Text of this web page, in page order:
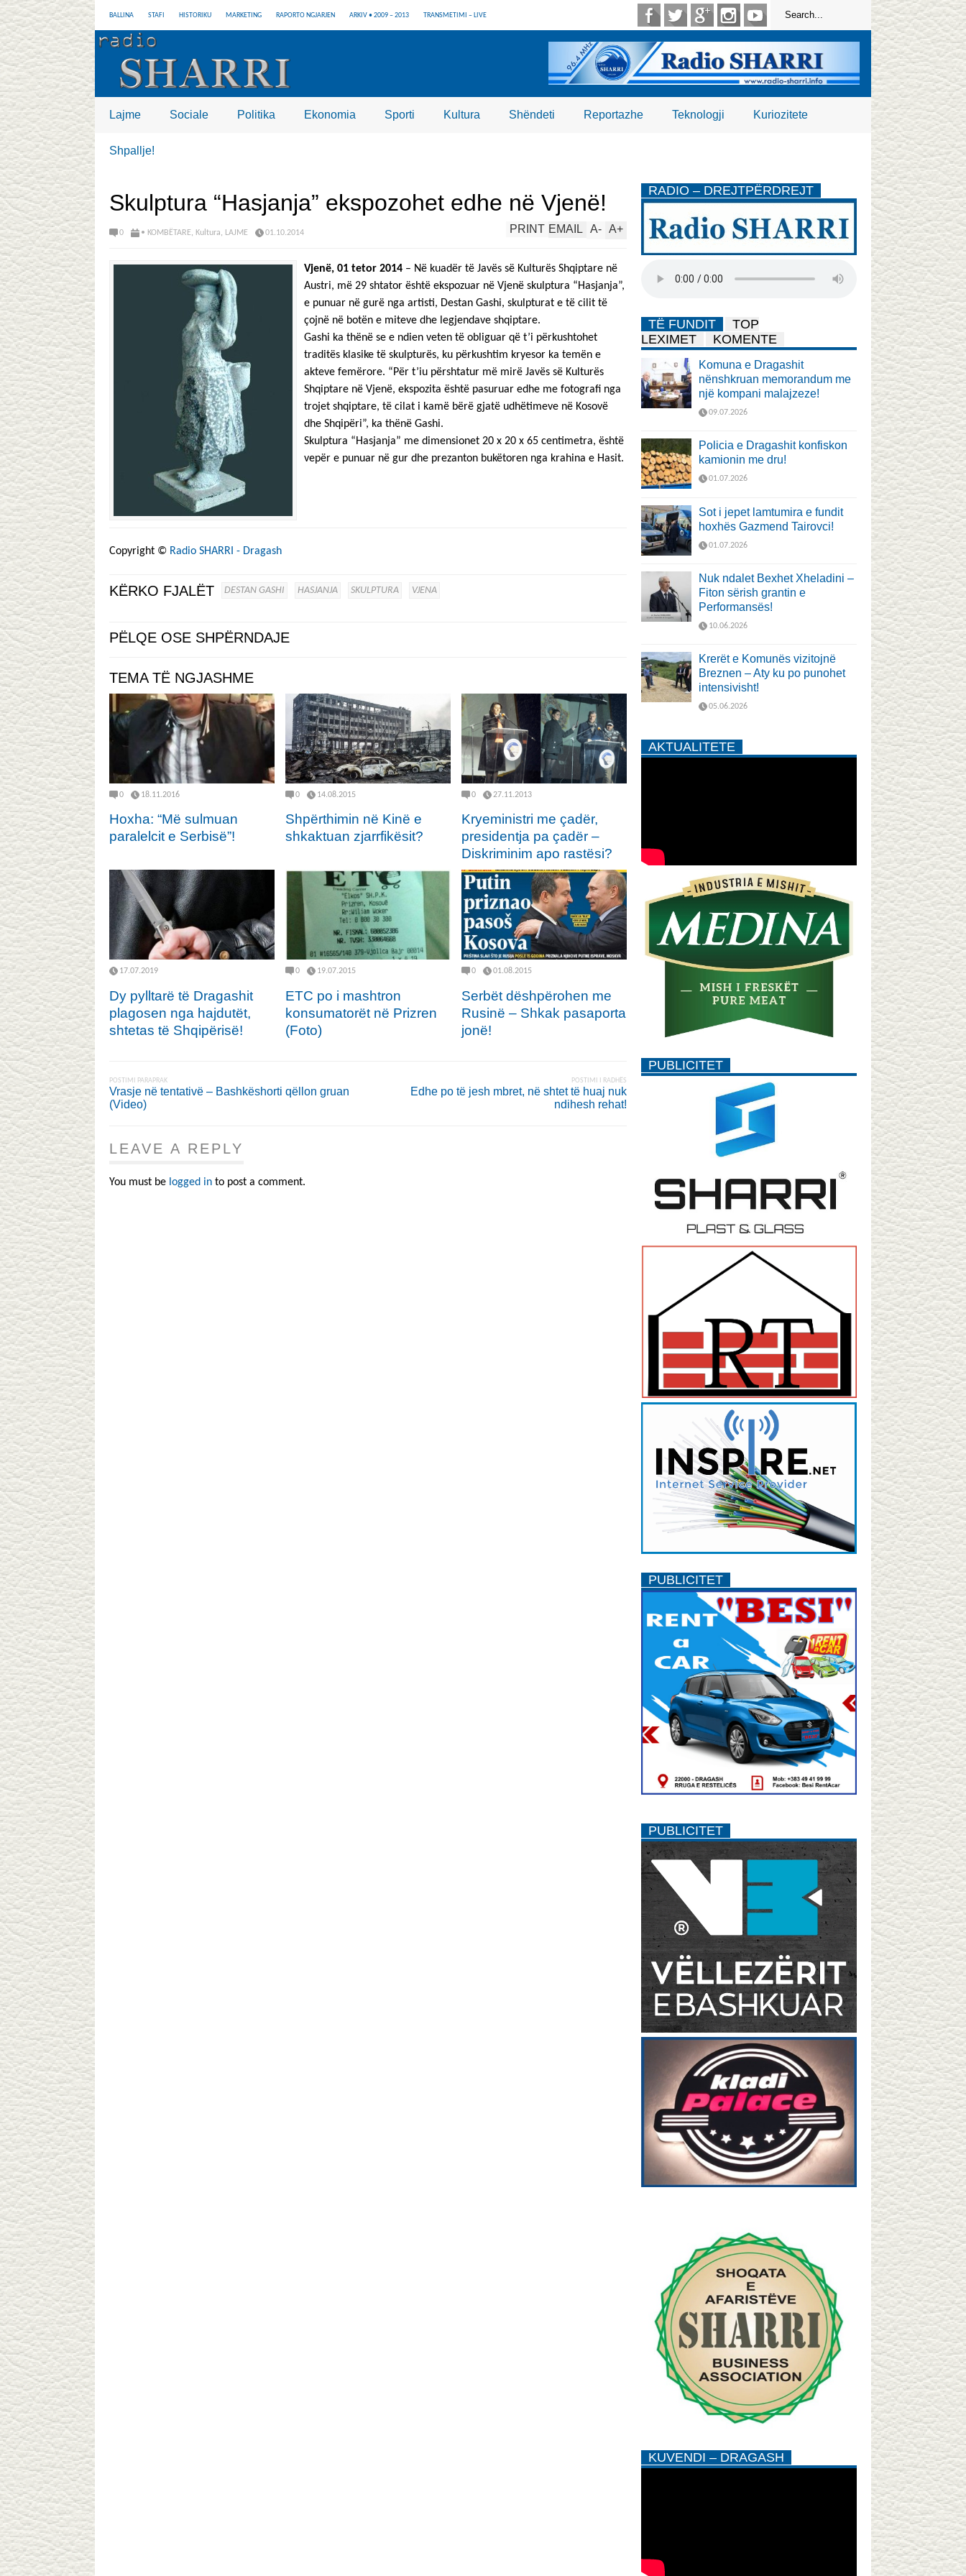
BALLINA STAFI HISTORIKU MARKETING RAPORTO NGJARJEN ARKIV • 2009 – 2013 TRANSMETIMI – LIVE
Lajme Sociale Politika Ekonomia Sporti Kultura Shëndeti Reportazhe Teknologji Kuriozitete
Shpallje!
Skulptura “Hasjanja” ekspozohet edhe në Vjenë!
0 • KOMBËTARE, Kultura, LAJME 01.10.2014 A+
A-
EMAIL
PRINT
Vjenë, 01 tetor 2014 – Në kuadër të Javës së Kulturës Shqiptare në
Austri, më 29 shtator është ekspozuar në Vjenë skulptura “Hasjanja”,
e punuar në gurë nga artisti, Destan Gashi, skulpturat e të cilit të
çojnë në botën e miteve dhe legjendave shqiptare.
Gashi ka thënë se e ndien veten të obliguar që t’i përkushtohet
traditës klasike të skulpturës, ku përkushtim kryesor ka temën e
akteve femërore. “Për t’iu përshtatur më mirë Javës së Kulturës
Shqiptare në Vjenë, ekspozita është pasuruar edhe me fotografi nga
trojet shqiptare, të cilat i kamë bërë gjatë udhëtimeve në Kosovë
dhe Shqipëri”, ka thënë Gashi.
Skulptura “Hasjanja” me dimensionet 20 x 20 x 65 centimetra, është
vepër e punuar në gur dhe prezanton bukëtoren nga krahina e Hasit.
Copyright © Radio SHARRI - Dragash
KËRKO FJALËT DESTAN GASHI HASJANJA SKULPTURA VJENA
PËLQE OSE SHPËRNDAJE
TEMA TË NGJASHME
0 18.11.2016
Hoxha: “Më sulmuan
paralelcit e Serbisë”!
0 14.08.2015
Shpërthimin në Kinë e
shkaktuan zjarrfikësit?
0 27.11.2013
Kryeministri me çadër,
presidentja pa çadër –
Diskriminim apo rastësi?
17.07.2019
Dy pylltarë të Dragashit
plagosen nga hajdutët,
shtetas të Shqipërisë!
0 19.07.2015
ETC po i mashtron
konsumatorët në Prizren
(Foto)
0 01.08.2015
Serbët dëshpërohen me
Rusinë – Shkak pasaporta
jonë!
POSTIMI PARAPRAK
Vrasje në tentativë – Bashkëshorti qëllon gruan
(Video)
POSTIMI I RADHËS
Edhe po të jesh mbret, në shtet të huaj nuk
ndihesh rehat!
LEAVE A REPLY
You must be logged in to post a comment.
RADIO – DREJTPËRDREJT
TË FUNDIT
TOP
LEXIMET
KOMENTE
Komuna e Dragashit
nënshkruan memorandum me
një kompani malajzeze!
09.07.2026
Policia e Dragashit konfiskon
kamionin me dru!
01.07.2026
Sot i jepet lamtumira e fundit
hoxhës Gazmend Tairovci!
01.07.2026
Nuk ndalet Bexhet Xheladini –
Fiton sërish grantin e
Performansës!
10.06.2026
Krerët e Komunës vizitojnë
Breznen – Aty ku po punohet
intensivisht!
05.06.2026
AKTUALITETE
PUBLICITET
PUBLICITET
PUBLICITET
KUVENDI – DRAGASH